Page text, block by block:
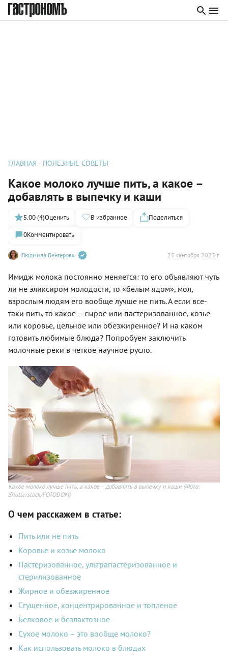
ГЛАВНАЯ ПОЛЕЗНЫЕ СОВЕТЫ
Какое молоко лучше пить, а какое –
добавлять в выпечку и каши
Людмила Венгерова 25 сентября 2023 г.
5.00 (4)Оценить В избранное
Поделиться
0Комментировать
Имидж молока постоянно меняется: то его объявляют чуть
ли не эликсиром молодости, то «белым ядом», мол,
взрослым людям его вообще лучше не пить. А если все-
таки пить, то какое – сырое или пастеризованное, козье
или коровье, цельное или обезжиренное? И на каком
готовить любимые блюда? Попробуем заключить
молочные реки в четкое научное русло.
Какое молоко лучше пить, а какое – добавлять в выпечку и каши (Фото:
Shutterstock/FOTODOM)
О чем расскажем в статье:
Пить или не пить
Коровье и козье молоко
Пастеризованное, ультрапастеризованное и
стерилизованное
Жирное и обезжиренное
Сгущенное, концентрированное и топленое
Белковое и безлактозное
Сухое молоко – это вообще молоко?
Как использовать молоко в блюдах